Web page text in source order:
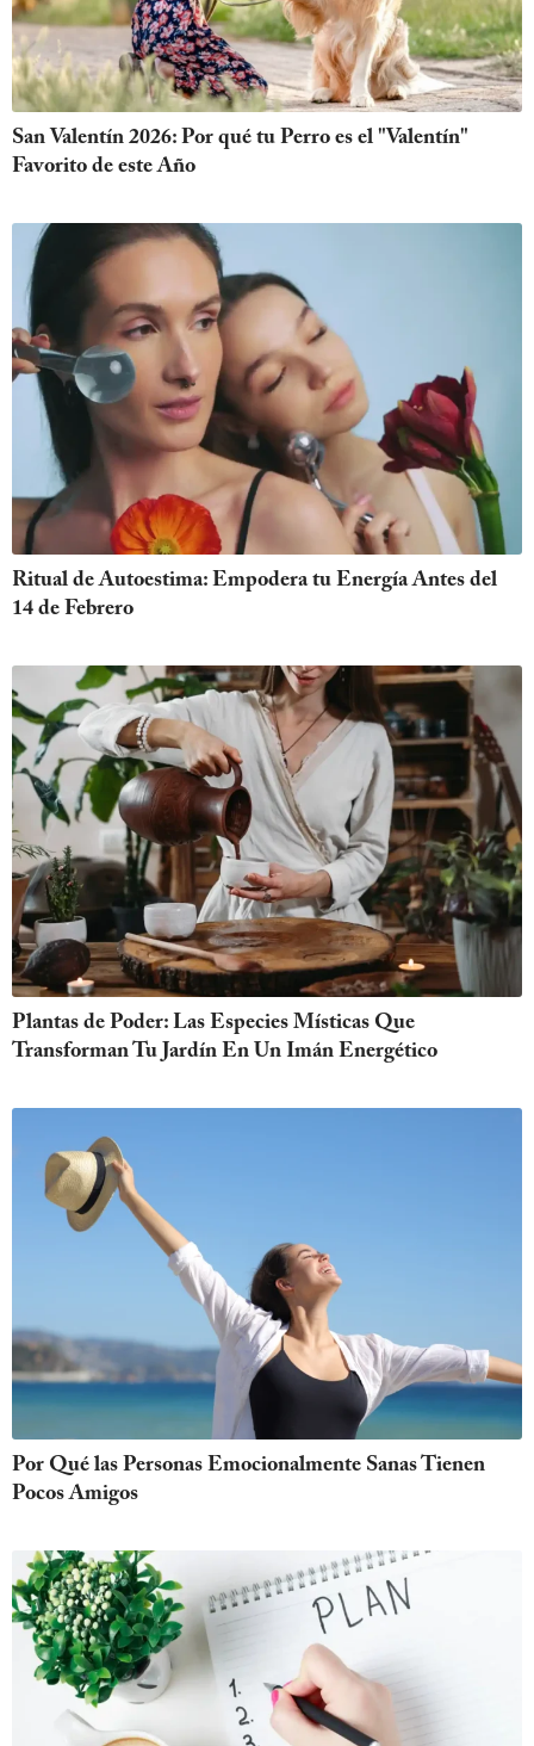
San Valentín 2026: Por qué tu Perro es el "Valentín"
Favorito de este Año
Ritual de Autoestima: Empodera tu Energía Antes del
14 de Febrero
Plantas de Poder: Las Especies Místicas Que
Transforman Tu Jardín En Un Imán Energético
Por Qué las Personas Emocionalmente Sanas Tienen
Pocos Amigos